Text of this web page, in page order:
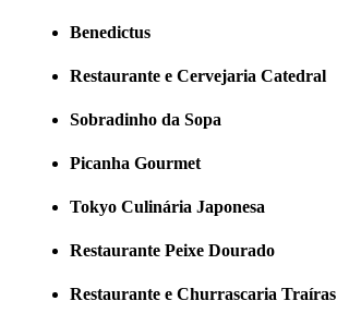
Benedictus
Restaurante e Cervejaria Catedral
Sobradinho da Sopa
Picanha Gourmet
Tokyo Culinária Japonesa
Restaurante Peixe Dourado
Restaurante e Churrascaria Traíras